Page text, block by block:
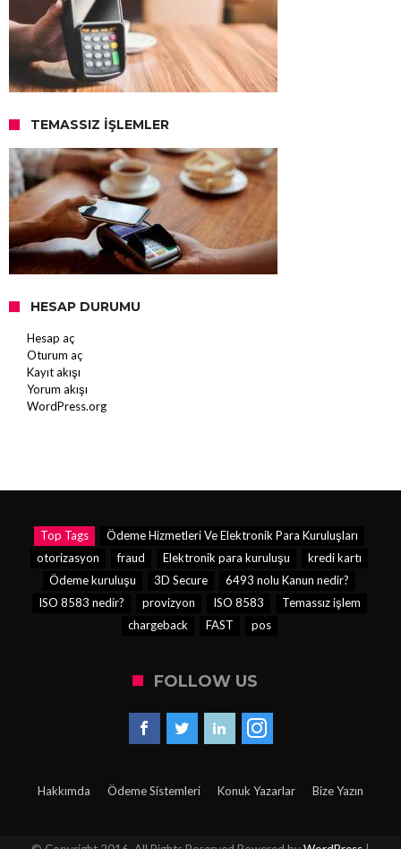
TEMASSIZ İŞLEMLER
HESAP DURUMU
Hesap aç
Oturum aç
Kayıt akışı
Yorum akışı
WordPress.org
Top Tags
Ödeme Hizmetleri Ve Elektronik Para Kuruluşları
otorizasyon
fraud Elektronik para kuruluşu
kredi kartı
Ödeme kuruluşu
3D Secure
6493 nolu Kanun nedir?
ISO 8583 nedir?
provizyon ISO 8583
Temassız işlem
chargeback
FAST pos
FOLLOW US
Hakkımda Ödeme Sistemleri Konuk Yazarlar Bize Yazın